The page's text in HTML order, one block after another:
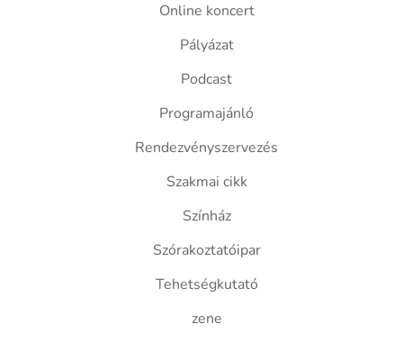
Online koncert
Pályázat
Podcast
Programajánló
Rendezvényszervezés
Szakmai cikk
Színház
Szórakoztatóipar
Tehetségkutató
zene